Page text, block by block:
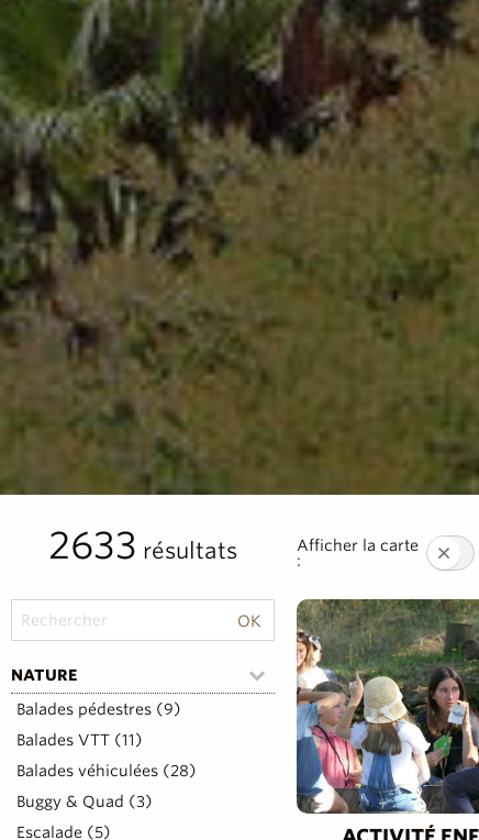
2633 résultats
NATURE
Balades pédestres (9)
Balades VTT (11)
Balades véhiculées (28)
Buggy & Quad (3)
Escalade (5)
Afficher la carte
: